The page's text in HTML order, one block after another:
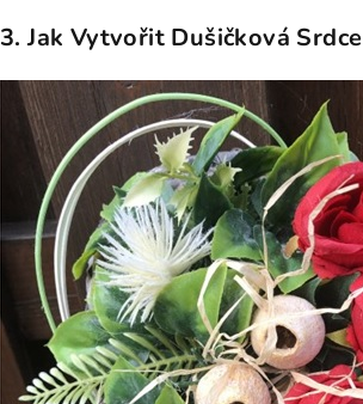
3.Jak Vytvořit Dušičková Srdce